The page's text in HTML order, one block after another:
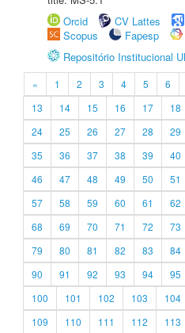
Orcid
CV Lattes
Scopus
Fapesp
Repositório Institucional
« 1 2 3 4 5 6
13
14 15 16 17 18
24
25 26 27 28 29
35
36 37 38 39 40
46
47 48 49 50 51
57
58 59 60 61 62
68
69 70 71 72 73
79
80 81 82 83 84
90
91 92 93 94 95
100
101 102 103 104
109
110 111 112 113